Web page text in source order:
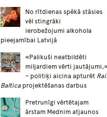
No rītdienas spēkā stāsies
vēl stingrāki
ierobežojumi alkohola
pieejamībai Latvijā
«Palikuši neatbildēti
miljardiem vērti
– politiķi aicina apturēt Rail
Baltica projektēšanas darbus
Pretrunīgi vērtētajam
ārstam Mednim atjaunos